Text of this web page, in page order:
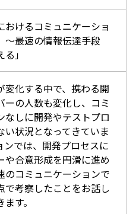
おけるコミュニケーショ
最速の情報伝達手段
」
変化する中で、携わる開
ーの人数も変化し、コミ
なしに開発やテストプロ
い状況となってきていま
ンでは、開発プロセスに
や合意形成を円滑に進め
のコミュニケーションで
で考察したことをお話し
す。